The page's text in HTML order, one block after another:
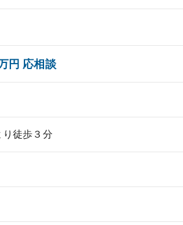
円 応相談
徒歩３分